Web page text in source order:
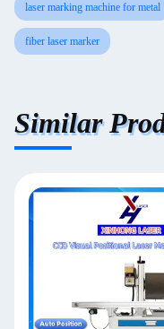
laser marking machine for metal
fiber laser marker
Similar